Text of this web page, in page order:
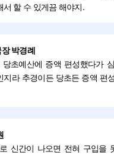
서 할 수 있게끔 해야지.
박경례
초예산에 증액 편성했다가
지라 추경이든 당초든 증액 편
신간이 나오면 전혀 구입을